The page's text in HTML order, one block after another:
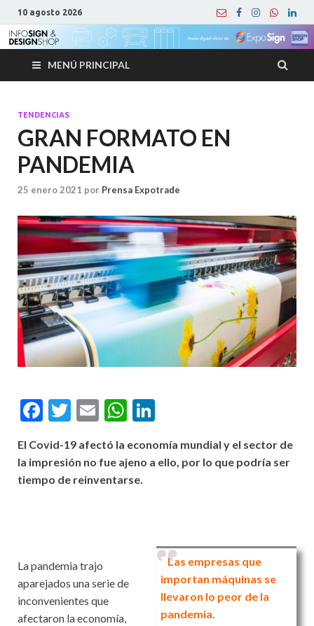
10 agosto 2026
MENÚ PRINCIPAL
TENDENCIAS
GRAN FORMATO EN
PANDEMIA
25 enero 2021 por Prensa Expotrade
F
e
b
T
itt
er
E
ai
l
W
at
s
ke
El Covid-19 afectó la economía mundial y el sector de
la impresión no fue ajeno a ello, por lo que podría ser
tiempo de reinventarse.
Las empresas que
importan máquinas se
llevaron lo peor de la
pandemia.
La pandemia trajo
aparejados una serie de
inconvenientes que
afectaron la economía,